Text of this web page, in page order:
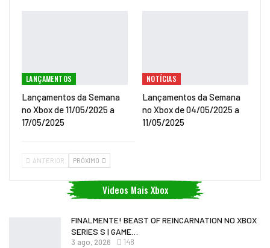
LANÇAMENTOS
Lançamentos da Semana
no Xbox de 11/05/2025 a
17/05/2025
NOTÍCIAS
Lançamentos da Semana
no Xbox de 04/05/2025 a
11/05/2025
ANTERIOR PRÓXIMO
Videos Mais Xbox
FINALMENTE! BEAST OF REINCARNATION NO XBOX
SERIES S | GAME…
3 ago, 2026 148